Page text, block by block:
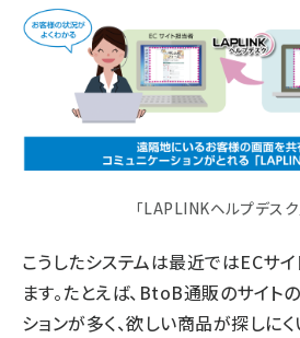
「LAPLINKヘルプデス
こうしたシステムは最近ではECサ
ます。たとえば、BtoB通販のサイト
ションが多く、欲しい商品が探しに